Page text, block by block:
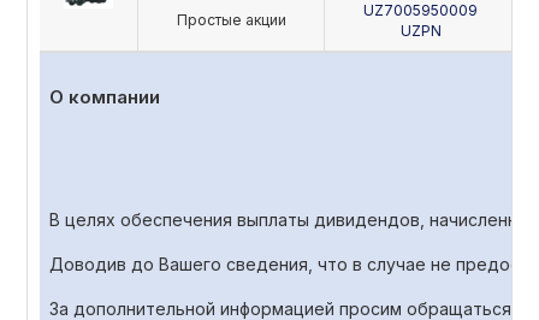
Простые акции
UZ7005950009
UZPN
О компании
В целях обеспечения выплаты дивидендов,
Доводив до Вашего сведения, что в случае не
За дополнительной информацией просим обращаться